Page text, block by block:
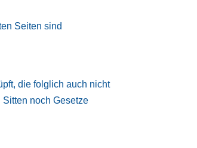
Seiten sind
die folglich auch nicht
noch Gesetze